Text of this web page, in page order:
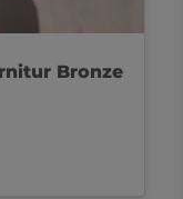
Bronze